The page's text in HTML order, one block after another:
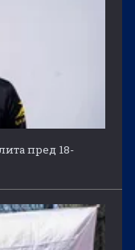
пред 18-